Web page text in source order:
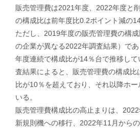
販売管理費は2021年度、2022年度と
の構成比は前年度比0.2ポイント減の
ただし、2019年度の販売管理費の構
の企業が異なる2022年調査結果）で
年度連続で構成比が14％台で推移し
査結果によると、販売管理費の構成
比が10％を超えており、それ以降ホ
いる。
販売管理費構成比の高止まりは、
新規則機への移行、2022年11月から